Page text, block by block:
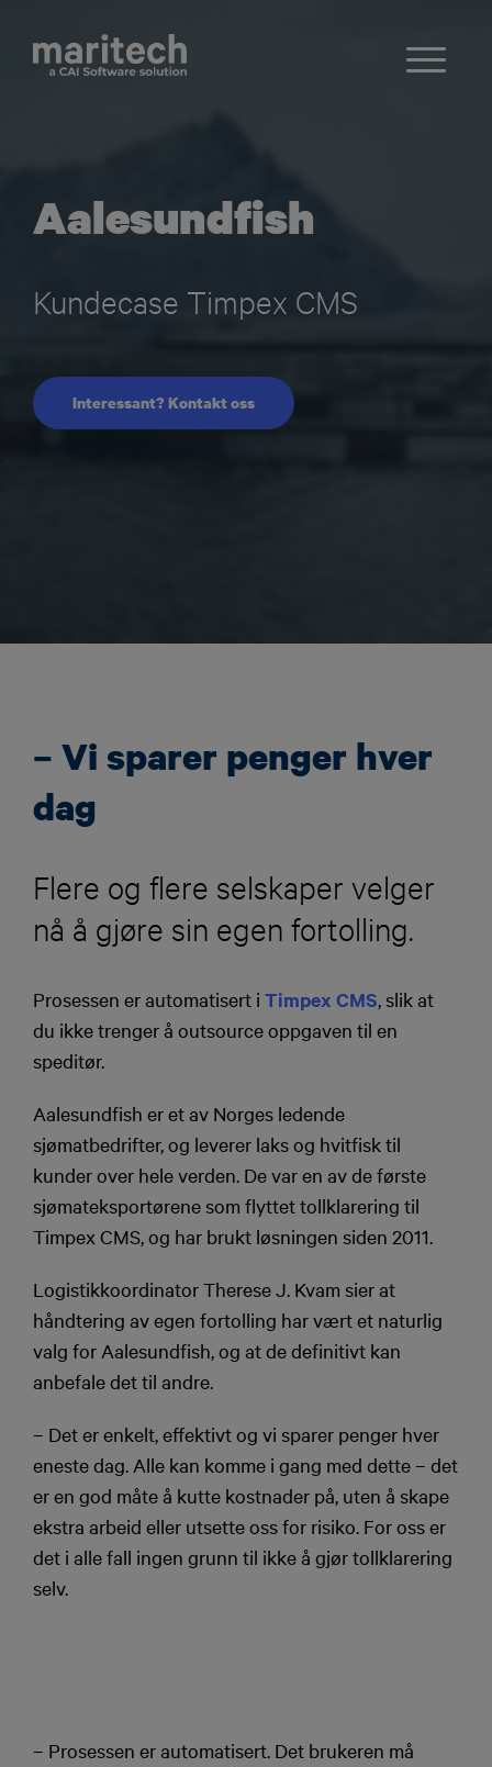
Aalesundfish
Kundecase Timpex CMS
Interessant? Kontakt oss
– Vi sparer penger hver
dag
Flere og flere selskaper velger
nå å gjøre sin egen fortolling.
Prosessen er automatisert i Timpex CMS, slik at
du ikke trenger å outsource oppgaven til en
speditør.
Aalesundfish er et av Norges ledende
sjømatbedrifter, og leverer laks og hvitfisk til
kunder over hele verden. De var en av de første
sjømateksportørene som flyttet tollklarering til
Timpex CMS, og har brukt løsningen siden 2011.
Logistikkoordinator Therese J. Kvam sier at
håndtering av egen fortolling har vært et naturlig
valg for Aalesundfish, og at de definitivt kan
anbefale det til andre.
– Det er enkelt, effektivt og vi sparer penger hver
eneste dag. Alle kan komme i gang med dette – det
er en god måte å kutte kostnader på, uten å skape
ekstra arbeid eller utsette oss for risiko. For oss er
det i alle fall ingen grunn til ikke å gjør tollklarering
selv.
– Prosessen er automatisert. Det brukeren må